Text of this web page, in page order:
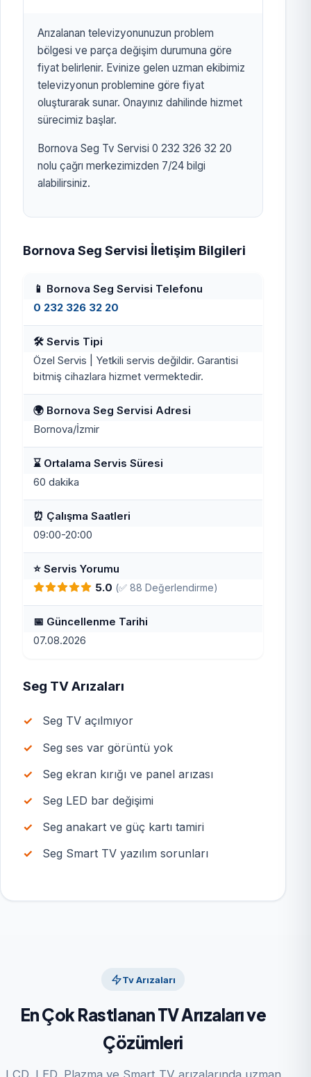
Arızalanan televizyonunuzun problem
bölgesi ve parça değişim durumuna göre
fiyat belirlenir. Evinize gelen uzman ekibimiz
televizyonun problemine göre fiyat
oluşturarak sunar. Onayınız dahilinde hizmet
sürecimiz başlar.
Bornova Seg Tv Servisi 0 232 326 32 20
nolu çağrı merkezimizden 7/24 bilgi
alabilirsiniz.
Bornova Seg Servisi İletişim Bilgileri
📱 Bornova Seg Servisi Telefonu
0 232 326 32 20
🛠️ Servis Tipi
Özel Servis | Yetkili servis değildir. Garantisi
bitmiş cihazlara hizmet vermektedir.
🌍 Bornova Seg Servisi Adresi
Bornova/İzmir
⌛ Ortalama Servis Süresi
60 dakika
⏰ Çalışma Saatleri
09:00-20:00
⭐ Servis Yorumu
5.0 (✅ 88 Değerlendirme)
📅 Güncellenme Tarihi
07.08.2026
Seg TV Arızaları
Seg TV açılmıyor
Seg ses var görüntü yok
Seg ekran kırığı ve panel arızası
Seg LED bar değişimi
Seg anakart ve güç kartı tamiri
Seg Smart TV yazılım sorunları
Tv Arızaları
En Çok Rastlanan TV Arızaları ve
Çözümleri
LCD, LED, Plazma ve Smart TV arızalarında uzman